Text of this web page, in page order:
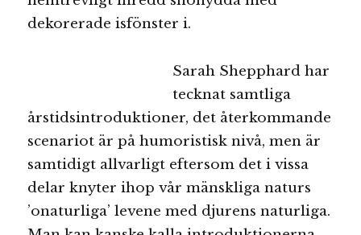
dekorerade isfönster i.
Sarah Shepphard har
tecknat samtliga
årstidsintroduktioner, det återkommande
scenariot är på humoristisk nivå, men är
samtidigt allvarligt eftersom det i vissa
delar knyter ihop vår mänskliga naturs
’onaturliga’ levene med djurens naturliga.